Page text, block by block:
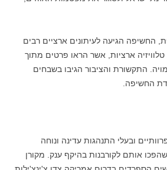
החשיפה הגיעה לעיתונים ארציים רבים
טלוויזיה ארציות, אשר הראו פרטים מתוך
התקשורת והציבור הגיבו בשבחים
החשיפה.
ובעלי התנהגות עדינה ונוחה
אותם לקורבנות בהיקף ענק. מקורן